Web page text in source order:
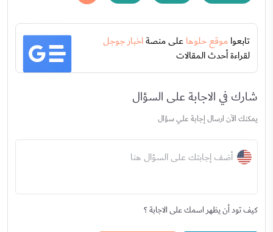
تابعواموقع حلوهاعلى منصةاخبار جوجل
لقراءة أحدث المقالات
شارك في الاجابة على السؤال
يمكنك الآن ارسال إجابة علي سؤال
أضف إجابتك على السؤال هنا
كيف تود أن يظهر اسمك على الاجابة ؟